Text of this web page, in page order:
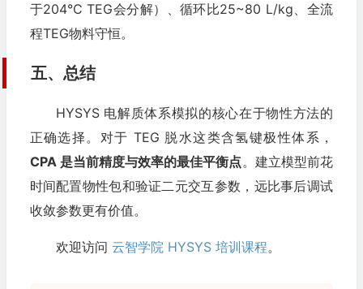
于204°C TEG会分解）、循环比25~80 L/kg、全流
程TEG物料守恒。
五、总结
HYSYS 电解质体系模拟的核心在于物性方法的
正确选择。对于 TEG 脱水这类含氢键极性体系，
CPA 是当前精度与效率的最佳平衡点。建立模型前花
时间配置物性包和验证二元交互参数，远比事后调试
收敛参数更有价值。
欢迎访问 云智学院 HYSYS 培训课程。